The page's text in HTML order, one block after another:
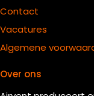
Contact
Vacatures
Algemene
Over ons